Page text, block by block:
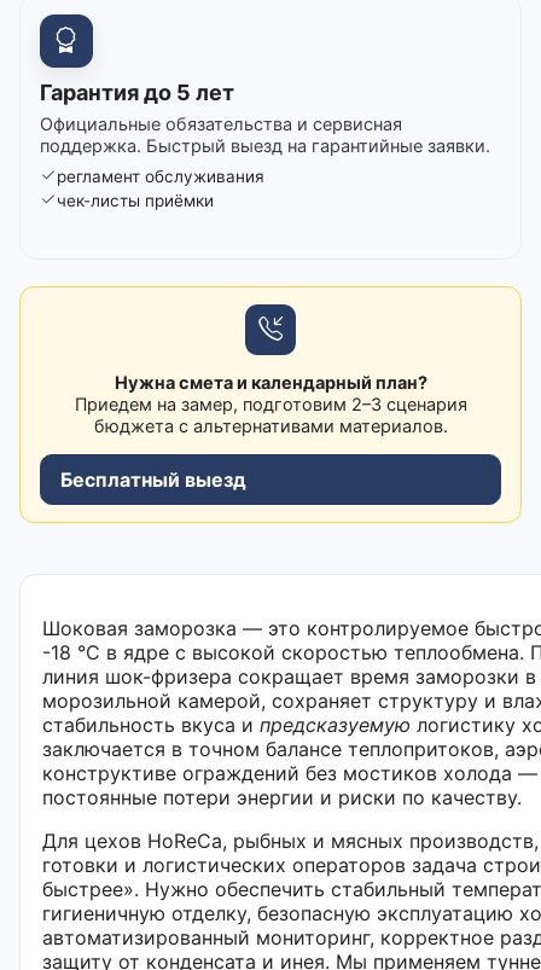
Гарантия до 5 лет
Официальные обязательства и сервисная
поддержка. Быстрый выезд на гарантийные заявки.
регламент обслуживания
чек-листы приёмки
Нужна смета и календарный план?
Приедем на замер, подготовим 2–3 сценария
бюджета с альтернативами материалов.
Бесплатный выезд
Шоковая заморозка — это контролируемое
-18 °C в ядре с высокой скоростью теплообмена.
линия шок-фризера сокращает время заморозки
морозильной камерой, сохраняет структуру и
стабильность вкуса и предсказуемую логистику
заключается в точном балансе теплопритоков,
конструктиве ограждений без мостиков холода
постоянные потери энергии и риски по качеству.
Для цехов HoReCa, рыбных и мясных
готовки и логистических операторов задача
быстрее». Нужно обеспечить стабильный
гигиеничную отделку, безопасную эксплуатацию
автоматизированный мониторинг, корректное
защиту от конденсата и инея. Мы применяем